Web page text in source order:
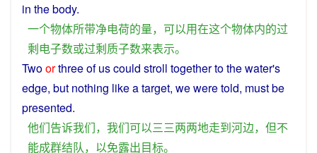
in thebody.
一个物体所带净电荷的量， 可以用在这个物体内的过
剩电子数或过剩质子数来表示。
Twoorthreeofuscould stroll togethertothewater's
edge, but nothing like atarget, weweretold, must be
presented.
他们告诉我们， 我们可以三三两两地走到河边， 但不
能成群结队， 以免露出目标。